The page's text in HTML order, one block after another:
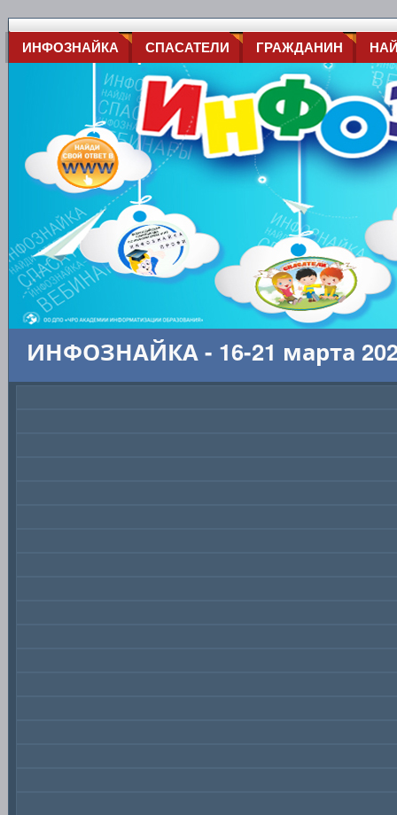
ИНФОЗНАЙКА СПАСАТЕЛИ ГРАЖДАНИН
ИНФОЗНАЙКА - 16-21 марта